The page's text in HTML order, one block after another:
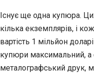
Існує ще одна купюра.
кілька екземплярів, і
вартість 1 мільйон
купюри максимальний, а
металографський друк,